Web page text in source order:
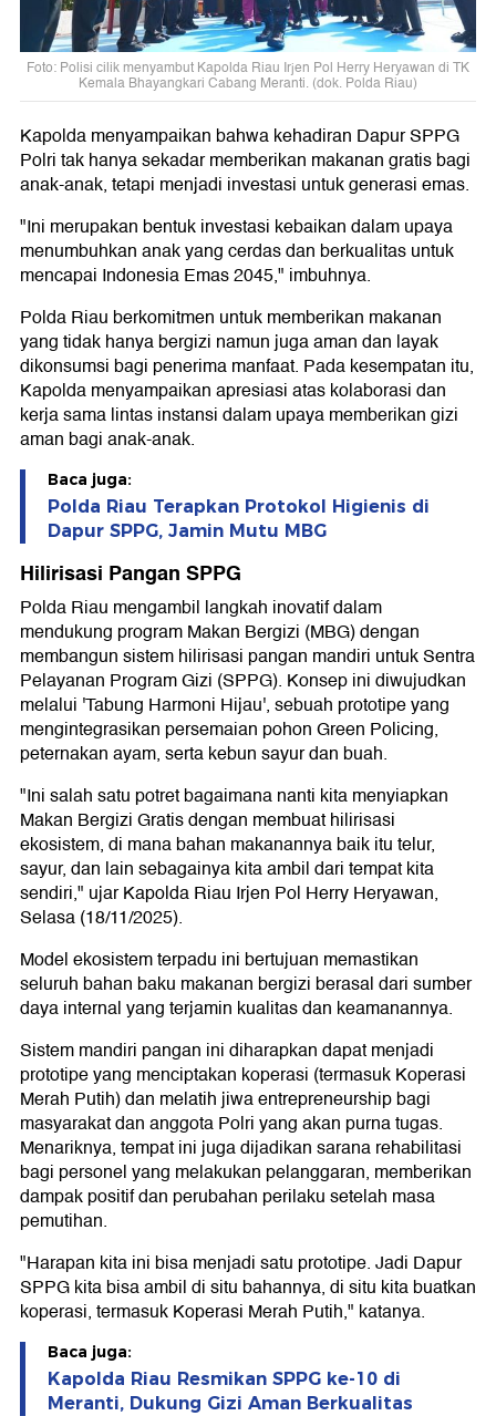
Foto: Polisi cilik menyambut Kapolda Riau Irjen Pol Herry Heryawan di TK
Kemala Bhayangkari Cabang Meranti. (dok. Polda Riau)
Kapolda menyampaikan bahwa kehadiran Dapur SPPG
Polri tak hanya sekadar memberikan makanan gratis bagi
anak-anak, tetapi menjadi investasi untuk generasi emas.
"Ini merupakan bentuk investasi kebaikan dalam upaya
menumbuhkan anak yang cerdas dan berkualitas untuk
mencapai Indonesia Emas 2045," imbuhnya.
Polda Riau berkomitmen untuk memberikan makanan
yang tidak hanya bergizi namun juga aman dan layak
dikonsumsi bagi penerima manfaat. Pada kesempatan itu,
Kapolda menyampaikan apresiasi atas kolaborasi dan
kerja sama lintas instansi dalam upaya memberikan gizi
aman bagi anak-anak.
Baca juga:
Polda Riau Terapkan Protokol Higienis di
Dapur SPPG, Jamin Mutu MBG
Hilirisasi Pangan SPPG
Polda Riau mengambil langkah inovatif dalam
mendukung program Makan Bergizi (MBG) dengan
membangun sistem hilirisasi pangan mandiri untuk Sentra
Pelayanan Program Gizi (SPPG). Konsep ini diwujudkan
melalui 'Tabung Harmoni Hijau', sebuah prototipe yang
mengintegrasikan persemaian pohon Green Policing,
peternakan ayam, serta kebun sayur dan buah.
"Ini salah satu potret bagaimana nanti kita menyiapkan
Makan Bergizi Gratis dengan membuat hilirisasi
ekosistem, di mana bahan makanannya baik itu telur,
sayur, dan lain sebagainya kita ambil dari tempat kita
sendiri," ujar Kapolda Riau Irjen Pol Herry Heryawan,
Selasa (18/11/2025).
Model ekosistem terpadu ini bertujuan memastikan
seluruh bahan baku makanan bergizi berasal dari sumber
daya internal yang terjamin kualitas dan keamanannya.
Sistem mandiri pangan ini diharapkan dapat menjadi
prototipe yang menciptakan koperasi (termasuk Koperasi
Merah Putih) dan melatih jiwa entrepreneurship bagi
masyarakat dan anggota Polri yang akan purna tugas.
Menariknya, tempat ini juga dijadikan sarana rehabilitasi
bagi personel yang melakukan pelanggaran, memberikan
dampak positif dan perubahan perilaku setelah masa
pemutihan.
"Harapan kita ini bisa menjadi satu prototipe. Jadi Dapur
SPPG kita bisa ambil di situ bahannya, di situ kita buatkan
koperasi, termasuk Koperasi Merah Putih," katanya.
Baca juga:
Kapolda Riau Resmikan SPPG ke-10 di
Meranti, Dukung Gizi Aman Berkualitas